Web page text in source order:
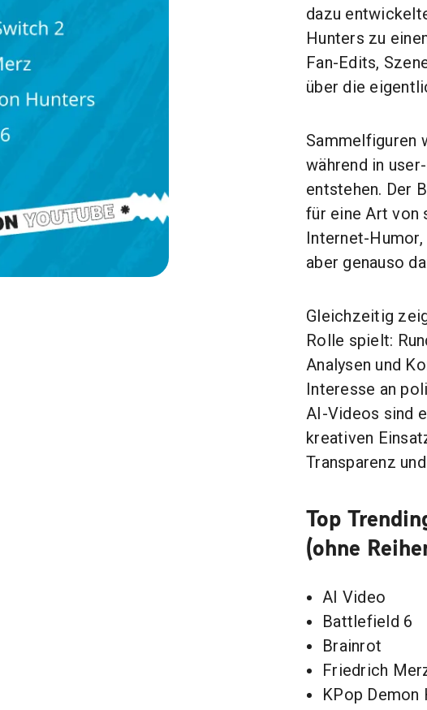
dazu
Hunters zu
Fan-Edits,
über die
Sammelfiguren
während in
entstehen. Der
für eine Art von
Internet-
aber genauso
Gleichzeitig
Rolle spielt:
Analysen und
Interesse an
AI-Videos sind
kreativen
Transparenz
Top
(ohne
AI Video
Battlefield 6
Brainrot
Friedrich
KPop Demon